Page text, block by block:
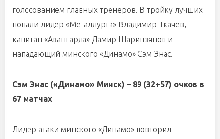
голосованием главных тренеров. В тройку лучших
попали лидер «Металлурга» Владимир Ткачев,
капитан «Авангарда» Дамир Шарипзянов и
нападающий минского «Динамо» Сэм Энас.
Сэм Энас («Динамо» Минск) – 89 (32+57) очков в
67 матчах
Лидер атаки минского «Динамо» повторил